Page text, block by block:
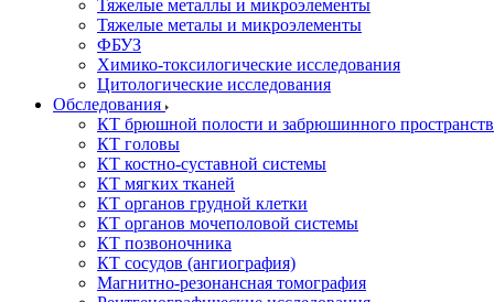
Тяжелые металлы и микроэлементы
Тяжелые металы и микроэлементы
ФБУЗ
Химико-токсилогические исследования
Цитологические исследования
Обследования
КТ брюшной полости и забрюшинного
КТ головы
КТ костно-суставной системы
КТ мягких тканей
КТ органов грудной клетки
КТ органов мочеполовой системы
КТ позвоночника
КТ сосудов (ангиография)
Магнитно-резонансная томография